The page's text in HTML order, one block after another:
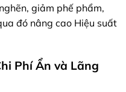
giảm phế phẩm,
đó nâng cao Hiệu suất
Phí Ẩn và Lãng